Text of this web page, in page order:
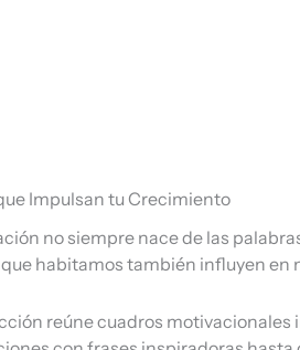
Impulsan tu Crecimiento
no siempre nace de las
habitamos también influyen en
reúne cuadros